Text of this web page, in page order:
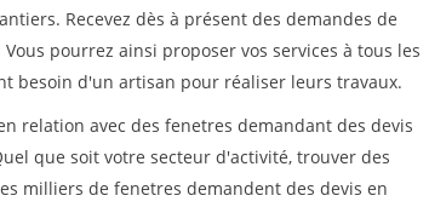
Recevez dès à présent des demandes de
pourrez ainsi proposer vos services à tous les
besoin d'un artisan pour réaliser leurs travaux.
relation avec des fenetres demandant des devis
que soit votre secteur d'activité, trouver des
milliers de fenetres demandent des devis en